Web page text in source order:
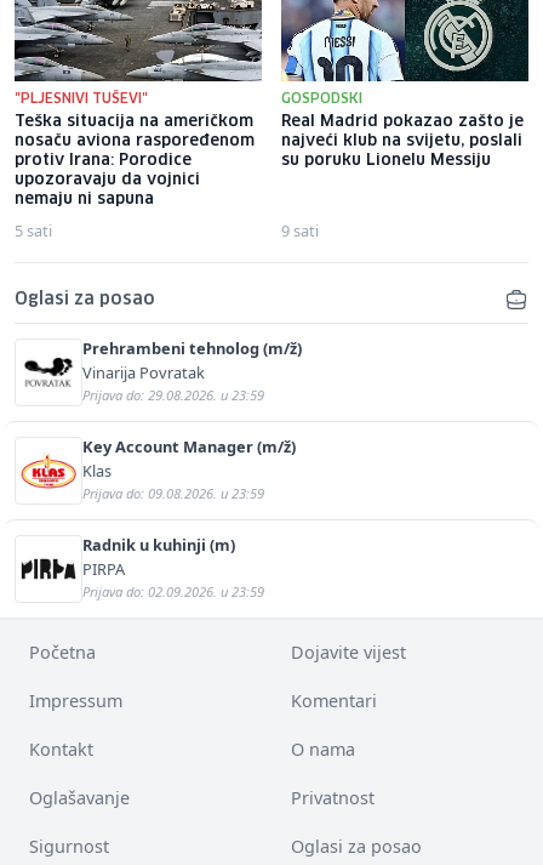
"PLJESNIVI TUŠEVI"
Teška situacija na američkom
nosaču aviona raspoređenom
protiv Irana: Porodice
upozoravaju da vojnici
nemaju ni sapuna
5 sati
GOSPODSKI
Real Madrid pokazao zašto je
najveći klub na svijetu, poslali
su poruku Lionelu Messiju
9 sati
Oglasi za posao
Prehrambeni tehnolog (m/ž)
Vinarija Povratak
Prijava do: 29.08.2026. u 23:59
Key Account Manager (m/ž)
Klas
Prijava do: 09.08.2026. u 23:59
Radnik u kuhinji (m)
PIRPA
Prijava do: 02.09.2026. u 23:59
Početna Dojavite vijest
Impressum Komentari
Kontakt O nama
Oglašavanje Privatnost
Sigurnost Oglasi za posao